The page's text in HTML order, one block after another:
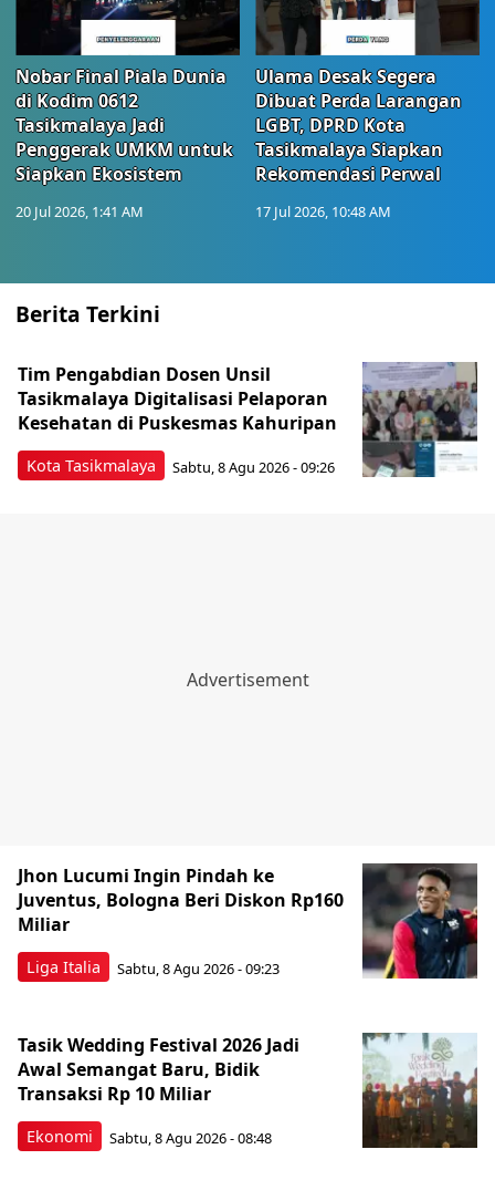
Nobar Final Piala Dunia
di Kodim 0612
Tasikmalaya Jadi
Penggerak UMKM untuk
Siapkan Ekosistem
20 Jul 2026, 1:41 AM
Ulama Desak Segera
Dibuat Perda Larangan
LGBT, DPRD Kota
Tasikmalaya Siapkan
Rekomendasi Perwal
17 Jul 2026, 10:48 AM
Berita Terkini
Kota Tasikmalaya
Tim Pengabdian Dosen Unsil
Tasikmalaya Digitalisasi Pelaporan
Kesehatan di Puskesmas Kahuripan
Sabtu, 8 Agu 2026 - 09:26
Liga Italia
Jhon Lucumi Ingin Pindah ke
Juventus, Bologna Beri Diskon Rp160
Miliar
Sabtu, 8 Agu 2026 - 09:23
Ekonomi
Tasik Wedding Festival 2026 Jadi
Awal Semangat Baru, Bidik
Transaksi Rp 10 Miliar
Sabtu, 8 Agu 2026 - 08:48